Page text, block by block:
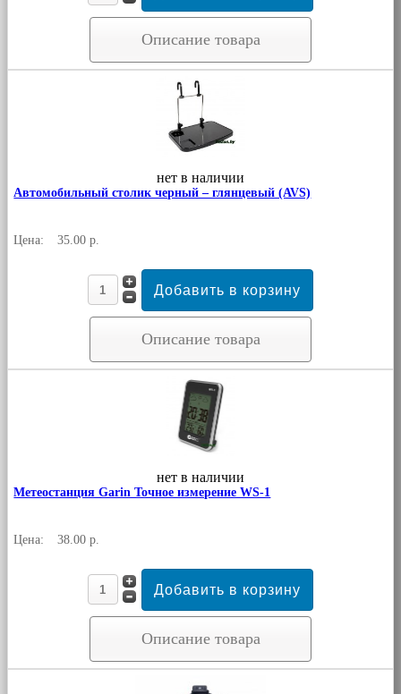
Описание товара
нет в наличии
Автомобильный столик черный – глянцевый (AVS)
Цена: 35.00 р.
Описание товара
нет в наличии
Метеостанция Garin Точное измерение WS-1
Цена: 38.00 р.
Описание товара